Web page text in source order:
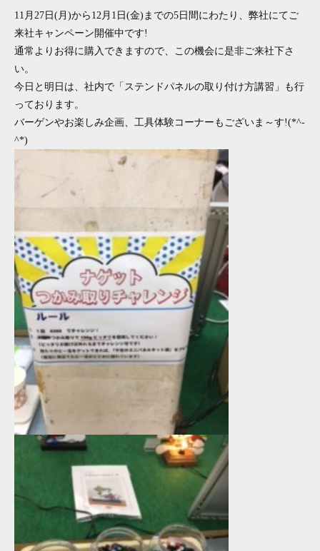
11月27日(月)から12月1日(金)までの5日間にわたり、弊社にてご
来社キャンペーン開催中です!
通常よりお得に購入できますので、この機会に是非ご来社下さ
い。
今日と明日は、社内で「ステンドパネルの取り付け方講習」も行
っております。
バーゲンやお楽しみ企画、工具体験コーナーもございま～す!(*^-
^*)